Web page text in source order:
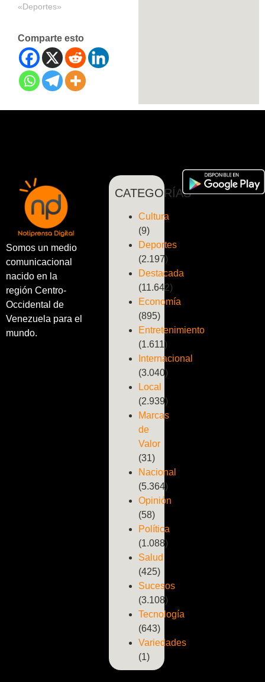
«Deportes»
Comparte esto
Somos un medio
comunicacional
nacido en la
región Centro-
Occidental de
Venezuela para el
mundo.
CATEGORÍAS
Cultura
(9)
Deportes
(2.197)
Destacada
(11.642)
Economía
(895)
Entretenimiento
(1.611)
Internacional
(3.040)
Local
(2.939)
Marcas
de
Valor
(31)
Nacional
(5.364)
Opinión
(58)
Política
(1.088)
Salud
(425)
Sucesos
(3.108)
Tecnología
(643)
Variedades
(1)